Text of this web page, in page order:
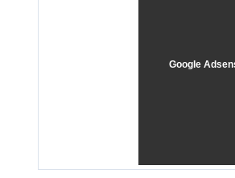
Google